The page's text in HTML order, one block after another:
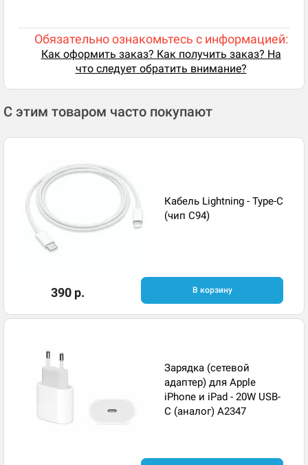
Обязательно ознакомьтесь с информацией:
Как оформить заказ? Как получить заказ? На
что следует обратить внимание?
С этим товаром часто покупают
Кабель Lightning - Type-C
(чип C94)
390 р. В корзину
Зарядка (сетевой
адаптер) для Apple
iPhone и iPad - 20W USB-
C (аналог) A2347